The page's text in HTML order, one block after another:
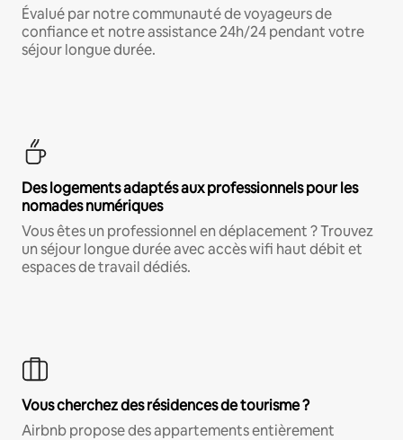
Évalué par notre communauté de voyageurs de
confiance et notre assistance 24h/24 pendant votre
séjour longue durée.
Des logements adaptés aux professionnels pour les
nomades numériques
Vous êtes un professionnel en déplacement ? Trouvez
un séjour longue durée avec accès wifi haut débit et
espaces de travail dédiés.
Vous cherchez des résidences de tourisme ?
Airbnb propose des appartements entièrement